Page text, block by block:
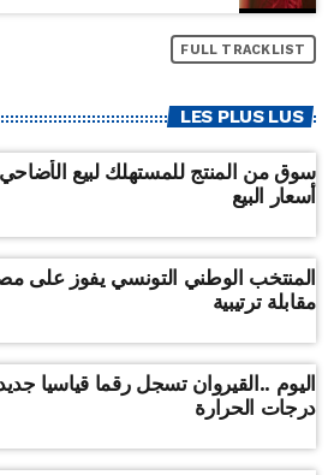
FULL TRACKLIST
LES PLUS LUS
سوق من المنتج للمستهلك لبيع
أسعار البيع
المنتخب الوطني التونسي يفوز على
مقابلة ترتيبية
اليوم ..القيروان تسجل رقما قياسيا
درجات الحرارة